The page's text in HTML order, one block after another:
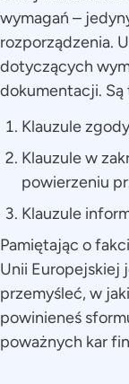
wymagań –
rozporządzenia.
dotyczących
dokumentacji. Są
Klauzule
Klauzule w
powierzeniu
Klauzule
Pamiętając o
Unii Europejskiej
przemyśleć, w
powinieneś
poważnych kar